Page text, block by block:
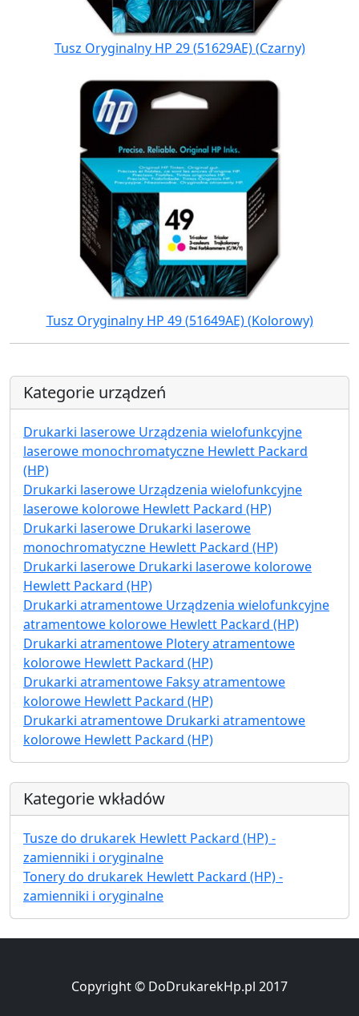
Tusz Oryginalny HP 29 (51629AE) (Czarny)
Tusz Oryginalny HP 49 (51649AE) (Kolorowy)
Kategorie urządzeń
Drukarki laserowe Urządzenia wielofunkcyjne
laserowe monochromatyczne Hewlett Packard
(HP)
Drukarki laserowe Urządzenia wielofunkcyjne
laserowe kolorowe Hewlett Packard (HP)
Drukarki laserowe Drukarki laserowe
monochromatyczne Hewlett Packard (HP)
Drukarki laserowe Drukarki laserowe kolorowe
Hewlett Packard (HP)
Drukarki atramentowe Urządzenia wielofunkcyjne
atramentowe kolorowe Hewlett Packard (HP)
Drukarki atramentowe Plotery atramentowe
kolorowe Hewlett Packard (HP)
Drukarki atramentowe Faksy atramentowe
kolorowe Hewlett Packard (HP)
Drukarki atramentowe Drukarki atramentowe
kolorowe Hewlett Packard (HP)
Kategorie wkładów
Tusze do drukarek Hewlett Packard (HP) -
zamienniki i oryginalne
Tonery do drukarek Hewlett Packard (HP) -
zamienniki i oryginalne
Copyright © DoDrukarekHp.pl 2017